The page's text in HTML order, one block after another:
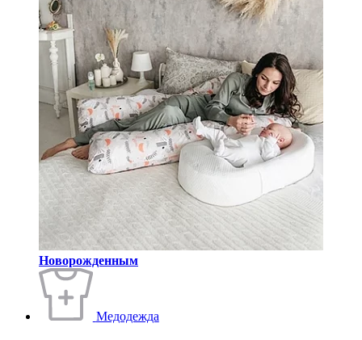
Новорожденным
Медодежда